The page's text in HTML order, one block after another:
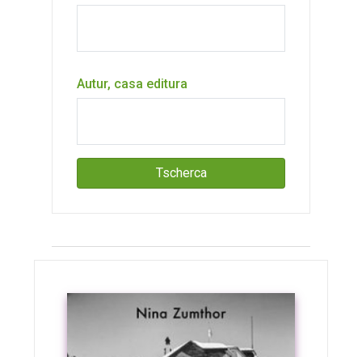
Autur, casa editura
Tscherca